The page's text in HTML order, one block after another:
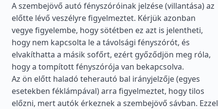
A szembejövő autó fényszóróinak jelzése (villantása) az
előtte lévő veszélyre figyelmeztet. Kérjük azonban
vegye figyelembe, hogy sötétben ez azt is jelentheti,
hogy nem kapcsolta le a távolsági fényszórót, és
elvakíthatta a másik sofőrt, ezért győződjön meg róla,
hogy a tompított fényszórója van bekapcsolva.
Az ön előtt haladó teherautó bal irányjelzője (egyes
esetekben féklámpával) arra figyelmeztet, hogy tilos
előzni, mert autók érkeznek a szembejövő sávban. Ezzel